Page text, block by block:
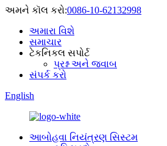
અમને કૉલ કરો:0086-10-62132998
અમારા વિશે
સમાચાર
ટેકનિકલ સપોર્ટ
પ્રશ્ન અને જવાબ
સંપર્ક કરો
English
આબોહવા નિયંત્રણ સિસ્ટમ